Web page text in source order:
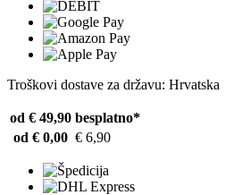
Troškovi dostave za državu: Hrvatska
od € 49,90 besplatno*
od € 0,00 € 6,90